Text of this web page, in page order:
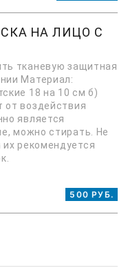
НА ЛИЦО С
тканевую защитная
Материал:
18 на 10 см б)
воздействия
является
можно стирать. Не
рекомендуется
500 РУБ.